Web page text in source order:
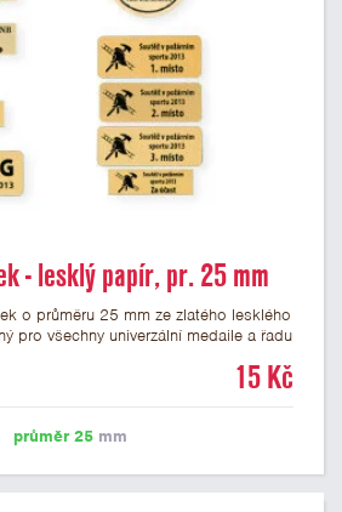
- lesklý papír, pr. 25 mm
o průměru 25 mm ze zlatého lesklého
pro všechny univerzální medaile a řadu
vytisknout logo nebo text dle vašeho
15 Kč
průměr 25 mm